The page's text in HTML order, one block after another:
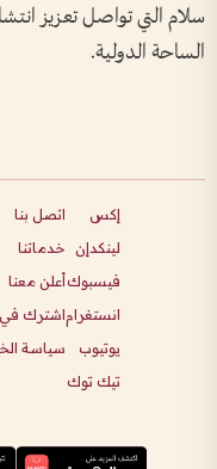
سلام التي تواصل تعزيز
الساحة الدولية.
إكس
لينكدإن
فيسبوك
انستغرام
يوتيوب
تيك توك
اتصل بنا
خدماتنا
أعلن معنا
اشترك في
سياسة